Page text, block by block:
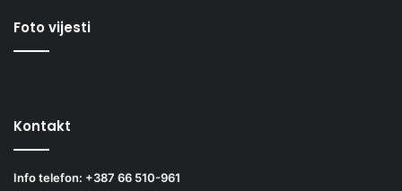
Foto vijesti
Kontakt
Info telefon: +387 66 510-961